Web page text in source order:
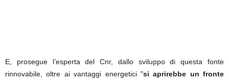
E, prosegue l’esperta del Cnr, dallo sviluppo di questa fonte
rinnovabile, oltre ai vantaggi energetici "si aprirebbe un fronte